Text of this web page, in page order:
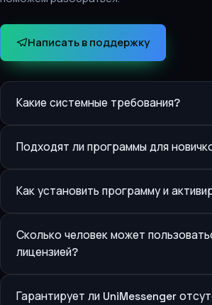
Написать в поддержку
Какие системные требования?
Подходят ли программы для
Как установить программу и
Сколько человек может
лицензией?
Гарантирует ли UniMessenger